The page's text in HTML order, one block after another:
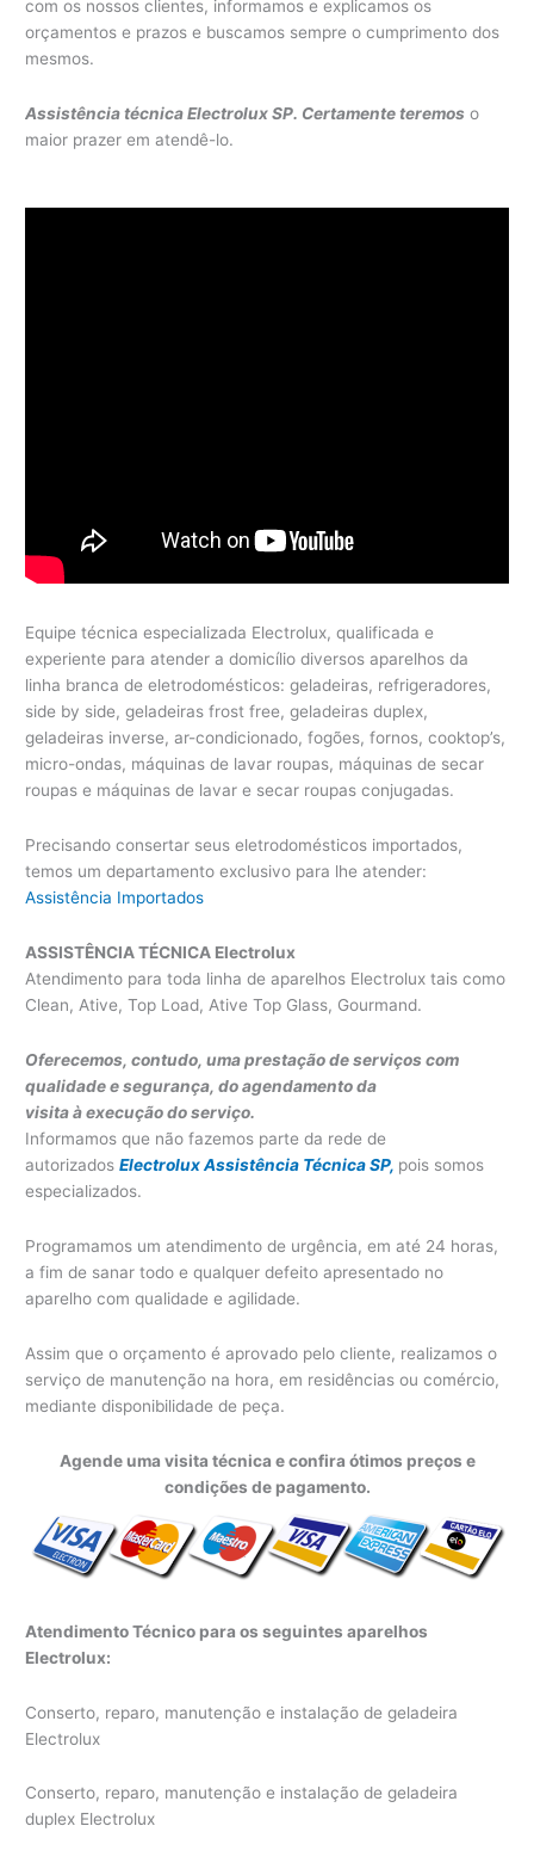
com os nossos clientes, informamos e explicamos os
orçamentos e prazos e buscamos sempre o cumprimento dos
mesmos.
Assistência técnica Electrolux SP. Certamente teremos o
maior prazer em atendê-lo.
Equipe técnica especializada Electrolux, qualificada e
experiente para atender a domicílio diversos aparelhos da
linha branca de eletrodomésticos: geladeiras, refrigeradores,
side by side, geladeiras frost free, geladeiras duplex,
geladeiras inverse, ar-condicionado, fogões, fornos, cooktop’s,
micro-ondas, máquinas de lavar roupas, máquinas de secar
roupas e máquinas de lavar e secar roupas conjugadas.
Precisando consertar seus eletrodomésticos importados,
temos um departamento exclusivo para lhe atender:
Assistência Importados
ASSISTÊNCIA TÉCNICA Electrolux
Atendimento para toda linha de aparelhos Electrolux tais como
Clean, Ative, Top Load, Ative Top Glass, Gourmand.
Oferecemos, contudo, uma prestação de serviços com
qualidade e segurança, do agendamento da
visita à execução do serviço.
Informamos que não fazemos parte da rede de
autorizadosElectrolux Assistência Técnica SP, pois somos
especializados.
Programamos um atendimento de urgência, em até 24 horas,
a fim de sanar todo e qualquer defeito apresentado no
aparelho com qualidade e agilidade.
Assim que o orçamento é aprovado pelo cliente, realizamos o
serviço de manutenção na hora, em residências ou comércio,
mediante disponibilidade de peça.
Agende uma visita técnica e confira ótimos preços e
condições de pagamento.
Atendimento Técnico para os seguintes aparelhos
Electrolux:
Conserto, reparo, manutenção e instalação de geladeira
Electrolux
Conserto, reparo, manutenção e instalação de geladeira
duplex Electrolux